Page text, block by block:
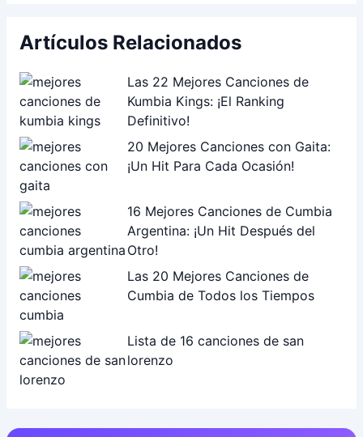
Artículos Relacionados
Las 22 Mejores Canciones de
Kumbia Kings: ¡El Ranking
Definitivo!
20 Mejores Canciones con Gaita:
¡Un Hit Para Cada Ocasión!
16 Mejores Canciones de Cumbia
Argentina: ¡Un Hit Después del
Otro!
Las 20 Mejores Canciones de
Cumbia de Todos los Tiempos
Lista de 16 canciones de san
lorenzo